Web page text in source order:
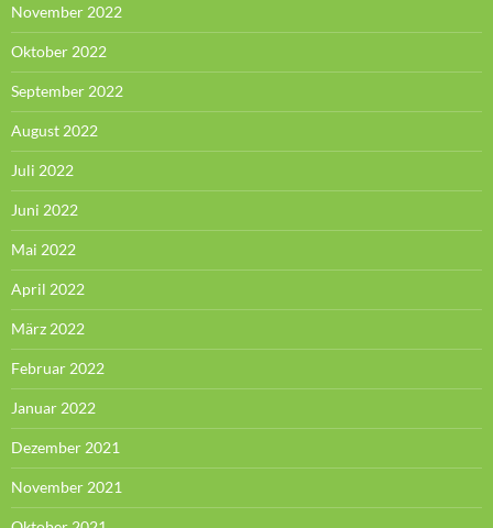
November 2022
Oktober 2022
September 2022
August 2022
Juli 2022
Juni 2022
Mai 2022
April 2022
März 2022
Februar 2022
Januar 2022
Dezember 2021
November 2021